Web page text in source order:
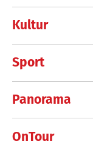
Kultur
Sport
Panorama
OnTour